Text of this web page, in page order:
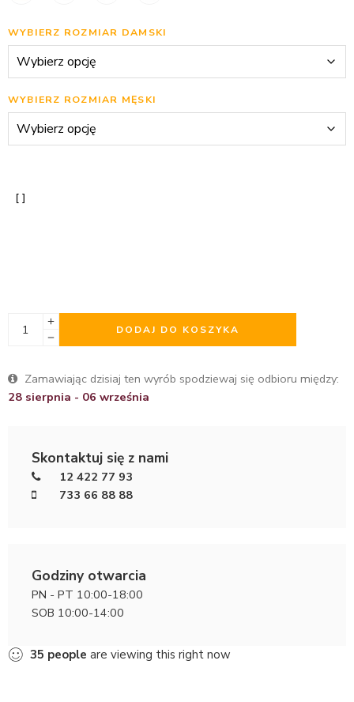
WYBIERZ ROZMIAR DAMSKI
WYBIERZ ROZMIAR MĘSKI
DODAJ DO KOSZYKA
Zamawiając dzisiaj ten wyrób spodziewaj się odbioru między:
28 sierpnia - 06 września
Skontaktuj się z nami
12 422 77 93
733 66 88 88
Godziny otwarcia
PN - PT 10:00-18:00
SOB 10:00-14:00
30 people are viewing this right now